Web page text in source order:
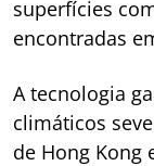
superfícies
encontradas
A tecnologia
climáticos
de Hong Kong